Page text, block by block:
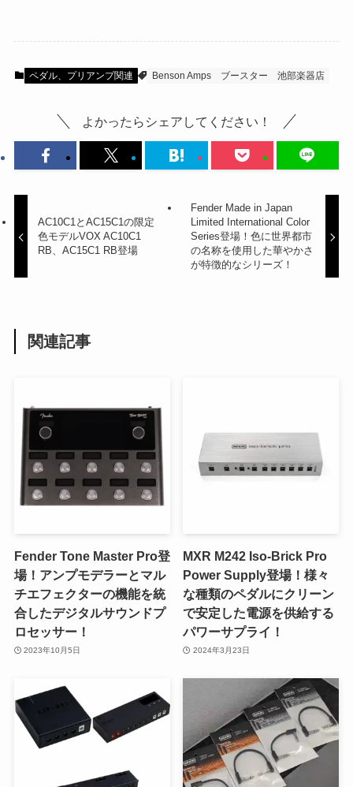
ペダル、プリアンプ関連 Benson Amps ブースター 池部楽器店
よかったらシェアしてください！
AC10C1とAC15C1の限定
色モデルVOX AC10C1
RB、AC15C1 RB登場
Fender Made in Japan
Limited International Color
Series登場！色に世界都市
の名称を使用した華やかさ
が特徴的なシリーズ！
関連記事
Fender Tone Master Pro登
場！アンプモデラーとマル
チエフェクターの機能を統
合したデジタルサウンドプ
ロセッサー！
2023年10月5日
MXR M242 Iso-Brick Pro
Power Supply登場！様々
な種類のペダルにクリーン
で安定した電源を供給する
パワーサプライ！
2024年3月23日